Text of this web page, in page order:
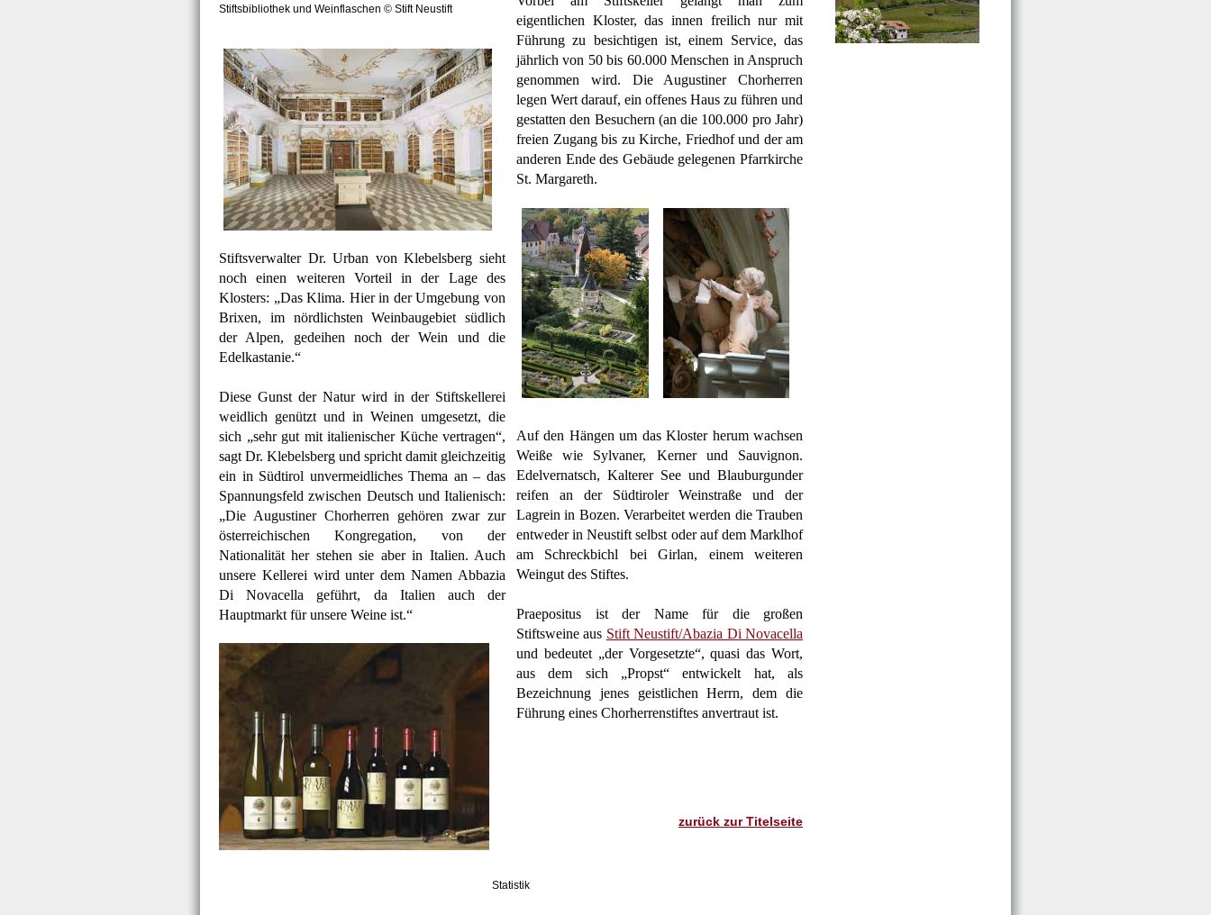
Stiftsbibliothek und Weinflaschen © Stift Neustift
Stiftsverwalter Dr. Urban von Klebelsberg sieht
noch einen weiteren Vorteil in der Lage des
Klosters: „Das Klima. Hier in der Umgebung von
Brixen, im nördlichsten Weinbaugebiet südlich
der Alpen, gedeihen noch der Wein und die
Edelkastanie.“
Diese Gunst der Natur wird in der Stiftskellerei
weidlich genützt und in Weinen umgesetzt, die
sich „sehr gut mit italienischer Küche vertragen“,
sagt Dr. Klebelsberg und spricht damit gleichzeitig
ein in Südtirol unvermeidliches Thema an – das
Spannungsfeld zwischen Deutsch und Italienisch:
„Die Augustiner Chorherren gehören zwar zur
österreichischen Kongregation, von der
Nationalität her stehen sie aber in Italien. Auch
unsere Kellerei wird unter dem Namen Abbazia
Di Novacella geführt, da Italien auch der
Hauptmarkt für unsere Weine ist.“
eigentlichen Kloster, das innen freilich nur mit
Führung zu besichtigen ist, einem Service, das
jährlich von 50 bis 60.000 Menschen in Anspruch
genommen wird. Die Augustiner Chorherren
legen Wert darauf, ein offenes Haus zu führen und
gestatten den Besuchern (an die 100.000 pro Jahr)
freien Zugang bis zu Kirche, Friedhof und der am
anderen Ende des Gebäude gelegenen Pfarrkirche
St. Margareth.
Auf den Hängen um das Kloster herum wachsen
Weiße wie Sylvaner, Kerner und Sauvignon.
Edelvernatsch, Kalterer See und Blauburgunder
reifen an der Südtiroler Weinstraße und der
Lagrein in Bozen. Verarbeitet werden die Trauben
entweder in Neustift selbst oder auf dem Marklhof
am Schreckbichl bei Girlan, einem weiteren
Weingut des Stiftes.
Praepositus ist der Name für die großen
Stiftsweine aus Stift Neustift/Abazia Di Novacella
und bedeutet „der Vorgesetzte“, quasi das Wort,
aus dem sich „Propst“ entwickelt hat, als
Bezeichnung jenes geistlichen Herrn, dem die
Führung eines Chorherrenstiftes anvertraut ist.
zurück zur Titelseite
Statistik